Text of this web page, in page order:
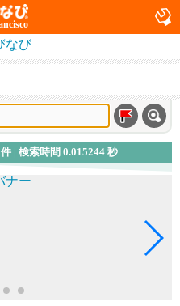
| 検索時間 0.015244 秒